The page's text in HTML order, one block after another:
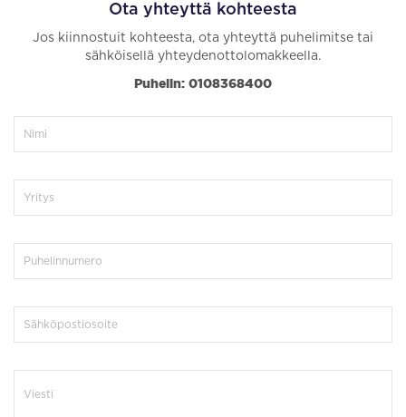
Ota yhteyttä kohteesta
Jos kiinnostuit kohteesta, ota yhteyttä puhelimitse tai
sähköisellä yhteydenottolomakkeella.
Puhelin: 0108368400